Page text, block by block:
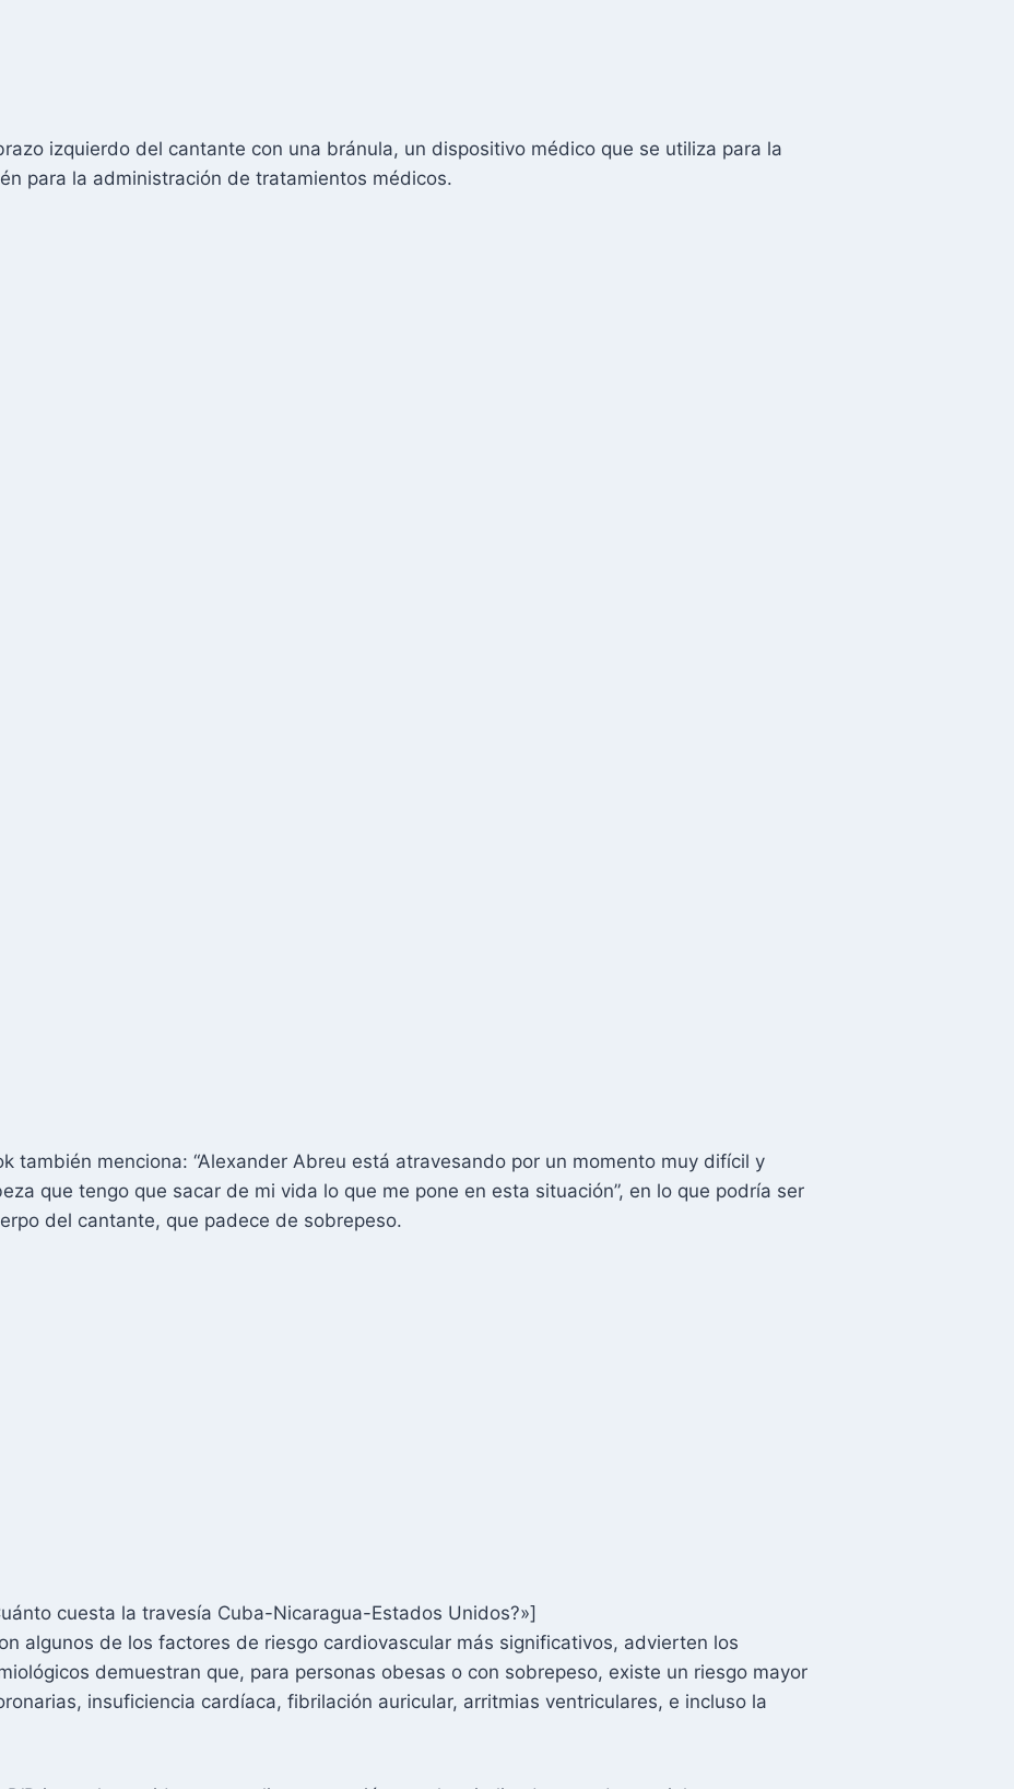
izquierdo del cantante con una bránula, un dispositivo médico que se utiliza para la
para la administración de tratamientos médicos.
también menciona: “Alexander Abreu está atravesando por un momento muy difícil y
que tengo que sacar de mi vida lo que me pone en esta situación”, en lo que podría ser
del cantante, que padece de sobrepeso.
cuesta la travesía Cuba-Nicaragua-Estados Unidos?»]
algunos de los factores de riesgo cardiovascular más significativos, advierten los
demuestran que, para personas obesas o con sobrepeso, existe un riesgo mayor
insuficiencia cardíaca, fibrilación auricular, arritmias ventriculares, e incluso la